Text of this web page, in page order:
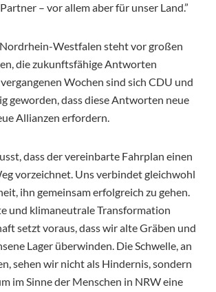
– vor allem aber für unser Land.”
Westfalen steht vor großen
die zukunftsfähige Antworten
Wochen sind sich CDU und
geworden, dass diese Antworten neue
Allianzen erfordern.
dass der vereinbarte Fahrplan einen
vorzeichnet. Uns verbindet gleichwohl
ihn gemeinsam erfolgreich zu gehen.
und klimaneutrale Transformation
setzt voraus, dass wir alte Gräben und
Lager überwinden. Die Schwelle, an
sehen wir nicht als Hindernis, sondern
im Sinne der Menschen in NRW eine